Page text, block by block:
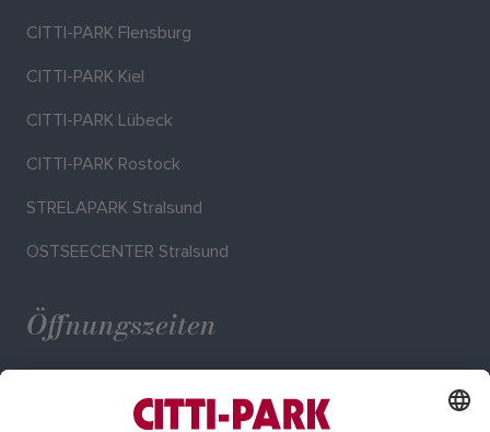
CITTI-PARK Flensburg
CITTI-PARK Kiel
CITTI-PARK Lübeck
CITTI-PARK Rostock
STRELAPARK Stralsund
OSTSEECENTER Stralsund
Öffnungszeiten